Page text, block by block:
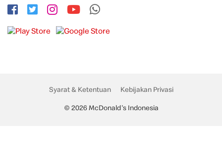
Syarat & Ketentuan Kebijakan Privasi
© 2026 McDonald's Indonesia